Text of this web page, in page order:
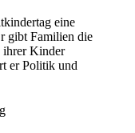
eine
gibt Familien die
ihrer Kinder
er Politik und